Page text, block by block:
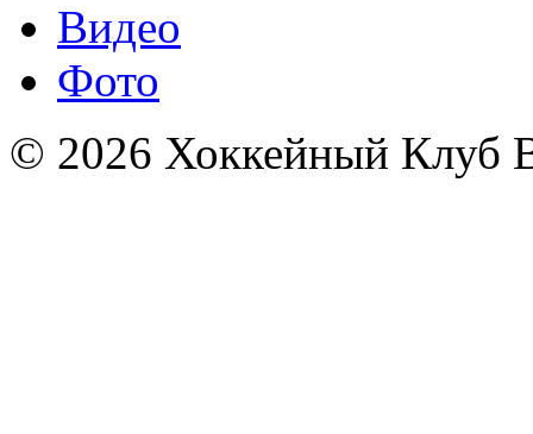
Видео
Фото
© 2026 Хоккейный Клуб